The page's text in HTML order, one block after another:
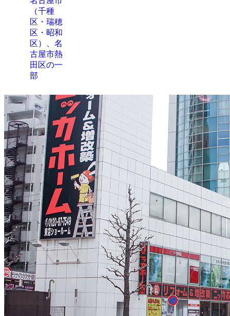
（千種
区・瑞穂
区・昭和
区）、名
古屋市熱
田区の一
部